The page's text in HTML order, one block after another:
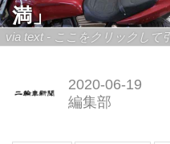
満」
2020-06-19
編集部